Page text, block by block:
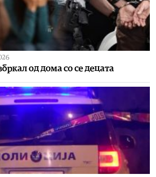
од дома со се децата